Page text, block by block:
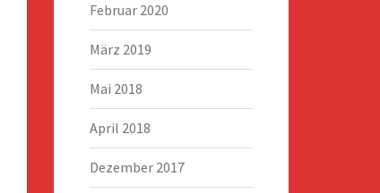
Februar 2020
März 2019
Mai 2018
April 2018
Dezember 2017